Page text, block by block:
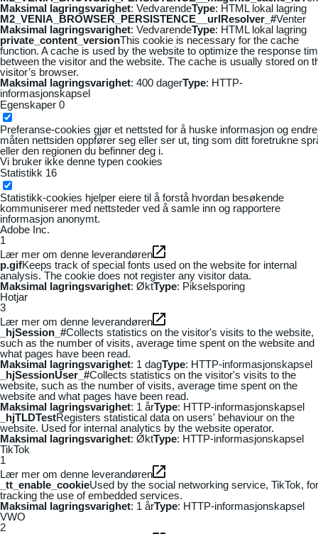
Maksimal lagringsvarighet: VedvarendeType: HTML lokal lagring
M2_VENIA_BROWSER_PERSISTENCE__urlResolver_#Venter
Maksimal lagringsvarighet: VedvarendeType: HTML lokal lagring
private_content_versionThis cookie is necessary for the cache
function. A cache is used by the website to optimize the response
between the visitor and the website. The cache is usually stored on
visitor’s browser.
Maksimal lagringsvarighet: 400 dagerType: HTTP-
informasjonskapsel
Egenskaper 0
Preferanse-cookies gjør et nettsted for å huske informasjon og
måten nettsiden oppfører seg eller ser ut, ting som ditt foretrukne
eller den regionen du befinner deg i.
Vi bruker ikke denne typen cookies
Statistikk 16
Statistikk-cookies hjelper eiere til å forstå hvordan besøkende
kommuniserer med nettsteder ved å samle inn og rapportere
informasjon anonymt.
Adobe Inc.
1
Lær mer om denne leverandøren
p.gifKeeps track of special fonts used on the website for internal
analysis. The cookie does not register any visitor data.
Maksimal lagringsvarighet: ØktType: Pikselsporing
Hotjar
3
Lær mer om denne leverandøren
_hjSession_#Collects statistics on the visitor's visits to the website,
such as the number of visits, average time spent on the website and
what pages have been read.
Maksimal lagringsvarighet: 1 dagType: HTTP-informasjonskapsel
_hjSessionUser_#Collects statistics on the visitor's visits to the
website, such as the number of visits, average time spent on the
website and what pages have been read.
Maksimal lagringsvarighet: 1 årType: HTTP-informasjonskapsel
_hjTLDTestRegisters statistical data on users' behaviour on the
website. Used for internal analytics by the website operator.
Maksimal lagringsvarighet: ØktType: HTTP-informasjonskapsel
TikTok
1
Lær mer om denne leverandøren
_tt_enable_cookieUsed by the social networking service, TikTok, for
tracking the use of embedded services.
Maksimal lagringsvarighet: 1 årType: HTTP-informasjonskapsel
VWO
2